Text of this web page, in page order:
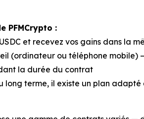
PFMCrypto :
et recevez vos gains dans la
(ordinateur ou téléphone
la durée du contrat
long terme, il existe un plan